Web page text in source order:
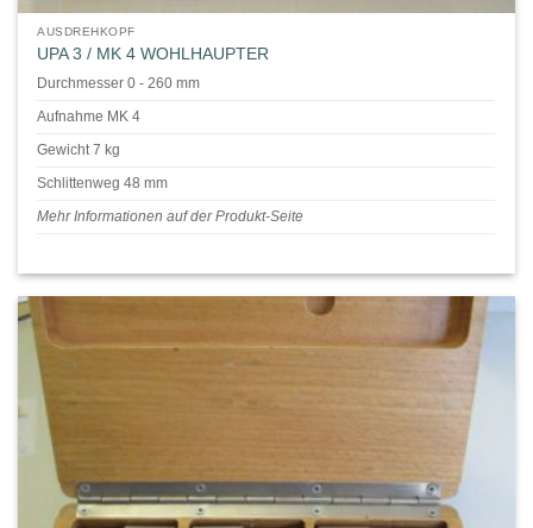
AUSDREHKOPF
UPA 3 / MK 4 WOHLHAUPTER
Durchmesser 0 - 260 mm
Aufnahme MK 4
Gewicht 7 kg
Schlittenweg 48 mm
Mehr Informationen auf der Produkt-Seite